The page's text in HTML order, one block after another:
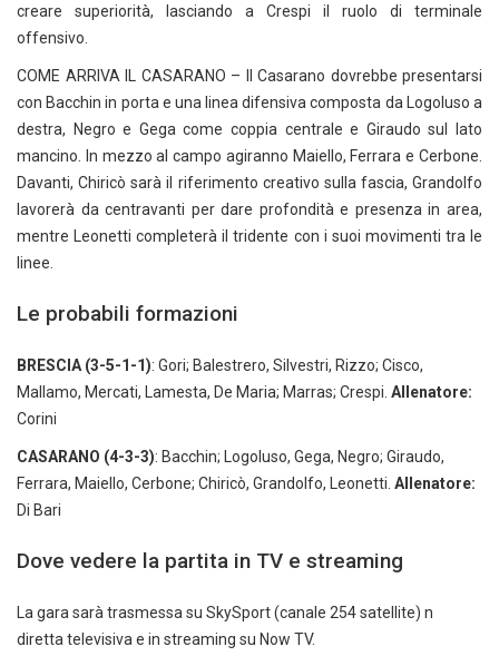
creare superiorità, lasciando a Crespi il ruolo di terminale
offensivo.
COME ARRIVA IL CASARANO – Il Casarano dovrebbe presentarsi
con Bacchin in porta e una linea difensiva composta da Logoluso a
destra, Negro e Gega come coppia centrale e Giraudo sul lato
mancino. In mezzo al campo agiranno Maiello, Ferrara e Cerbone.
Davanti, Chiricò sarà il riferimento creativo sulla fascia, Grandolfo
lavorerà da centravanti per dare profondità e presenza in area,
mentre Leonetti completerà il tridente con i suoi movimenti tra le
linee.
Le probabili formazioni
BRESCIA (3-5-1-1): Gori; Balestrero, Silvestri, Rizzo; Cisco,
Mallamo, Mercati, Lamesta, De Maria; Marras; Crespi. Allenatore:
Corini
CASARANO (4-3-3): Bacchin; Logoluso, Gega, Negro; Giraudo,
Ferrara, Maiello, Cerbone; Chiricò, Grandolfo, Leonetti. Allenatore:
Di Bari
Dove vedere la partita in TV e streaming
La gara sarà trasmessa su SkySport (canale 254 satellite) n
diretta televisiva e in streaming su Now TV.